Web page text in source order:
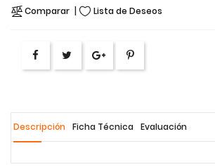
Comparar Lista de Deseos
Descripción Ficha Técnica Evaluación